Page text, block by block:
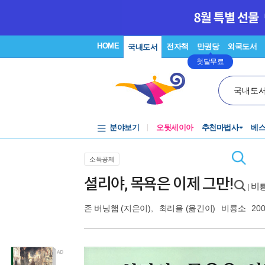
HOME 국내도서 전자책 만권당
첫달무료
외국도서
국내도
분야보기 오뒷세이아 추천마법사 베
소득공제
셜리야, 목욕은 이제 그만! 비
존 버닝햄 (지은이), 최리을 (옮긴이) 비룡소